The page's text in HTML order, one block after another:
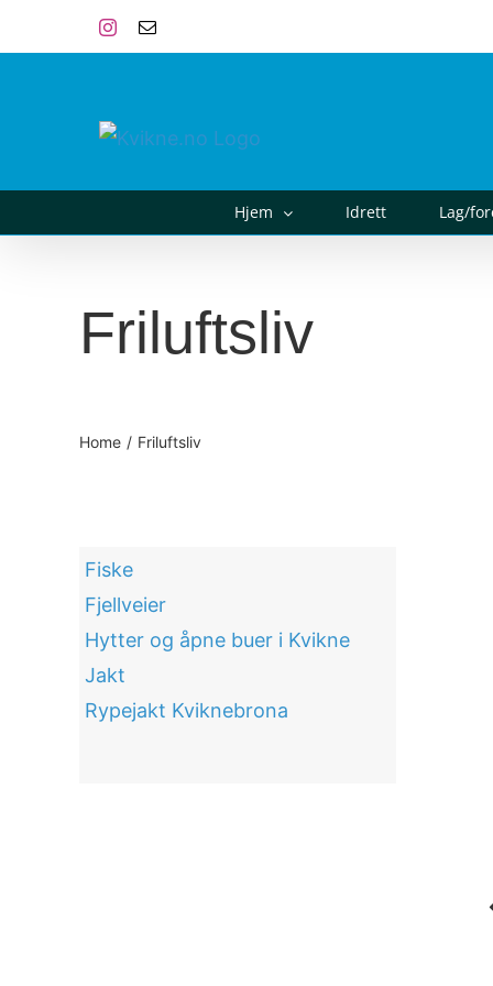
to
Instagram
E-
Hjem Idrett Lag/
Friluftsliv
Home Friluftsliv
Fiske
Fjellveier
Hytter og åpne buer i Kvikne
Jakt
Rypejakt Kviknebrona